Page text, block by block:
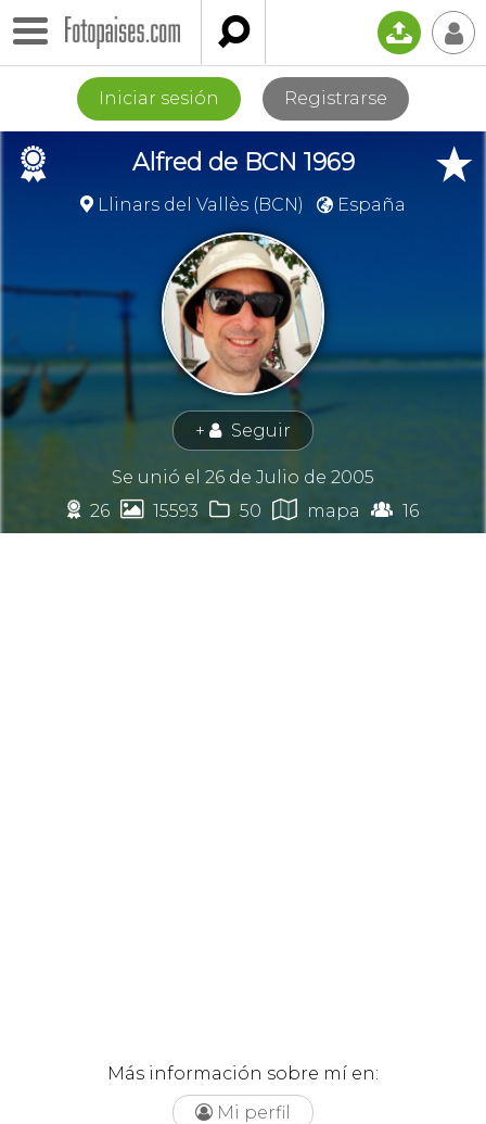
 📤 👤
Iniciar sesión Registrarse
Alfred de BCN 1969
 Llinars del Vallès (BCN)  España
+ 👤 Seguir
Se unió el 26 de Julio de 2005
🏉 26  15593  50  mapa  16
🏉 ★
Más información sobre mí en:
 Mi perfil